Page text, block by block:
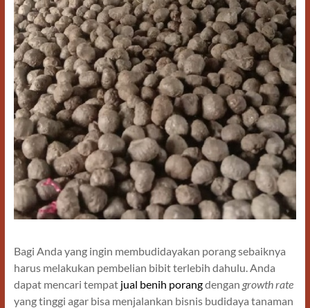
Bagi Anda yang ingin membudidayakan porang sebaiknya
harus melakukan pembelian bibit terlebih dahulu. Anda
dapat mencari tempat jual benih porangdengan growth rate
yang tinggi agar bisa menjalankan bisnis budidaya tanaman